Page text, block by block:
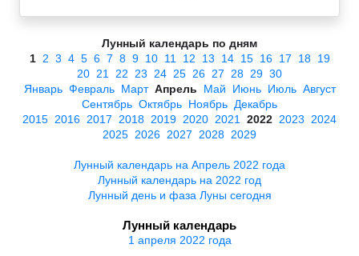
Лунный календарь по дням
1 2 3 4 5 6 7 8 9 10 11 12 13 14 15 16 17 18 19
20 21 22 23 24 25 26 27 28 29 30
Январь Февраль Март Апрель Май Июнь Июль Август
Сентябрь Октябрь Ноябрь Декабрь
2015 2016 2017 2018 2019 2020 2021 2022 2023
2024
2025 2026 2027 2028 2029
Лунный календарь на Апрель 2022 года
Лунный календарь на 2022 год
Лунный день и фаза Луны сегодня
Лунный календарь
1 апреля 2022 года